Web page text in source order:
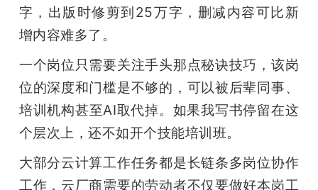
字，出版时修剪到25万字，删减内容可比新
增内容难多了。
一个岗位只需要关注手头那点秘诀技巧，该岗
位的深度和门槛是不够的，可以被后辈同事、
培训机构甚至AI取代掉。如果我写书停留在这
个层次上，还不如开个技能培训班。
大部分云计算工作任务都是长链条多岗位协作
工作，云厂商需要的劳动者不仅要做好本岗工